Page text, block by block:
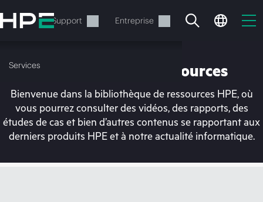
au
contenu
Services Support Entreprise
Services
Votre panier est
Bibliothèque de ressources
Bienvenue dans la bibliothèque de ressources HPE, où
vous pourrez consulter des vidéos, des rapports, des
études de cas et bien d’autres contenus se rapportant aux
derniers produits HPE et à notre actualité informatique.